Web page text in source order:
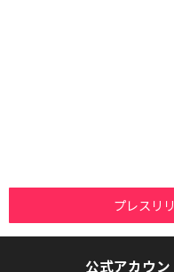
プレスリ
公式アカウン